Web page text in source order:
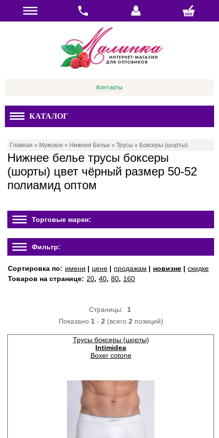
Контакты
КАТАЛОГ
Главная » Мужское » Нижнее Белье » Трусы » Боксеры (шорты)
Нижнее белье трусы боксеры
(шорты) цвет чёрный размер 50-52
полиамид оптом
Торговые марки:
Фильтр:
Сортировка по: имени | цене | продажам | новизне | скидке
Товаров на странице: 20, 40, 80, 160
Страницы: 1
Показано 1- 2 (всего 2 позиций)
Трусы боксеры (шорты)
Intimidea
Boxer cotone